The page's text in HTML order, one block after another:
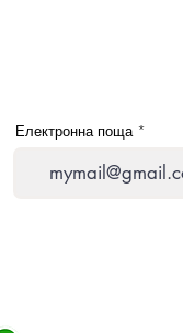
Електронна поща